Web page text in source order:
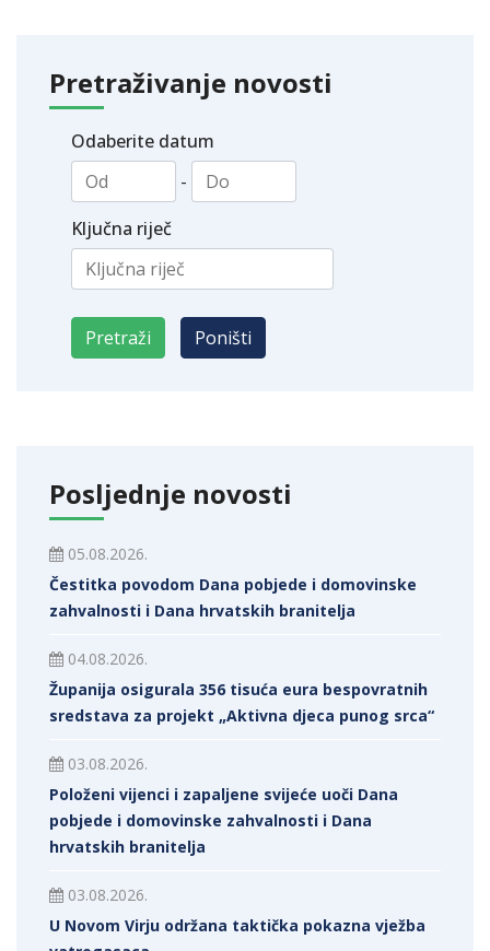
Pretraživanje novosti
Odaberite datum
-
Ključna riječ
Posljednje novosti
05.08.2026.
Čestitka povodom Dana pobjede i domovinske
zahvalnosti i Dana hrvatskih branitelja
04.08.2026.
Županija osigurala 356 tisuća eura bespovratnih
sredstava za projekt „Aktivna djeca punog srca“
03.08.2026.
Položeni vijenci i zapaljene svijeće uoči Dana
pobjede i domovinske zahvalnosti i Dana
hrvatskih branitelja
03.08.2026.
U Novom Virju održana taktička pokazna vježba